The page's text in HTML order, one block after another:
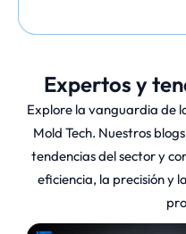
de mecanizado
precisión y
¿Qué es
de 3
Expertos y
Explore la vanguardia de
Mold Tech. Nuestros
tendencias del sector y
eficiencia, la precisión y